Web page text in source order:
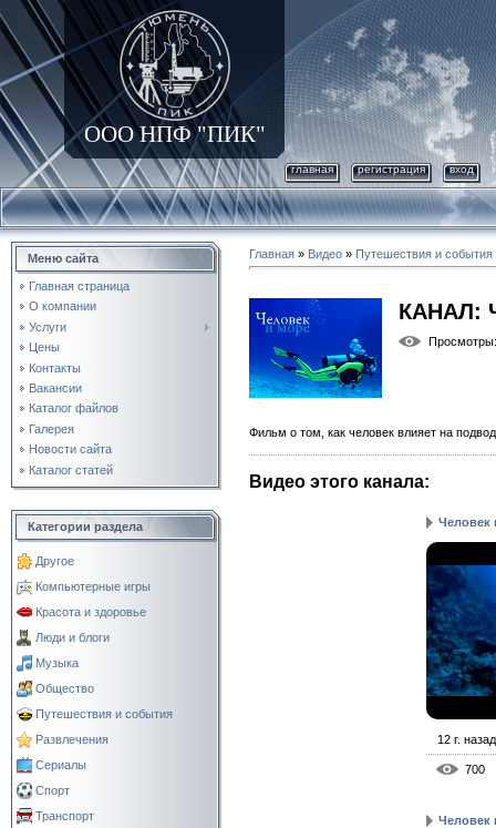
ООО НПФ "ПИК"
главная регистрация вход
Меню сайта
Главная страница
О компании
Услуги
Цены
Контакты
Вакансии
Каталог файлов
Галерея
Новости сайта
Каталог статей
Категории раздела
Другое
Компьютерные игры
Красота и здоровье
Люди и блоги
Музыка
Общество
Путешествия и события
Развлечения
Сериалы
Спорт
Транспорт
Главная » Видео » Путешествия и события
КАНАЛ:
Просмотры
Фильм о том, как человек влияет на
Видео этого канала:
Человек
12 г. назад
700
Человек